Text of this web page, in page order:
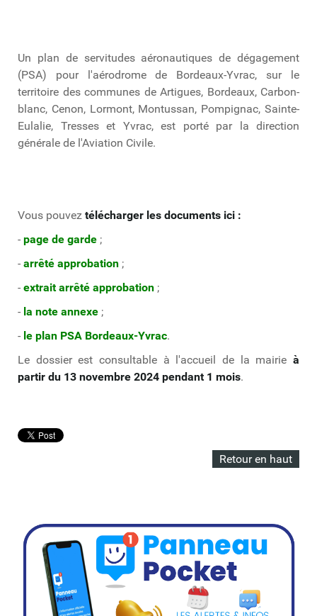
Un plan de servitudes aéronautiques de dégagement
(PSA) pour l'aérodrome de Bordeaux-Yvrac, sur le
territoire des communes de Artigues, Bordeaux, Carbon-
blanc, Cenon, Lormont, Montussan, Pompignac, Sainte-
Eulalie, Tresses et Yvrac, est porté par la direction
générale de l'Aviation Civile.
Vous pouvez télécharger les documents ici :
- page de garde ;
- arrêté approbation ;
- extrait arrêté approbation ;
- la note annexe ;
- le plan PSA Bordeaux-Yvrac.
Le dossier est consultable à l'accueil de la mairie à
partir du 13 novembre 2024 pendant 1 mois.
Retour en haut